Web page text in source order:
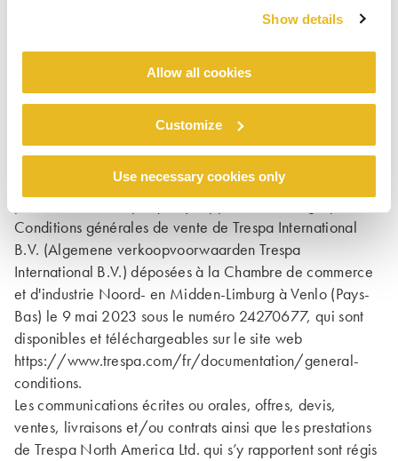
Show details
Allow all cookies
Customize
Use necessary cookies only
ou de les exploiter commercialement, et ce dans le sens
devoir respecter la confidentialité des Matériels
Conditions générales
Les communications écrites ou orales, offres, devis,
ventes, fournitures, livraisons et/ou contrats ainsi que les
Conditions générales de vente de Trespa International
B.V. (Algemene verkoopvoorwaarden Trespa
International B.V.) déposées à la Chambre de commerce
et d'industrie Noord- en Midden-Limburg à Venlo (Pays-
Bas) le 9 mai 2023 sous le numéro 24270677, qui sont
disponibles et téléchargeables sur le site web
https://www.trespa.com/fr/documentation/general-
conditions.
Les communications écrites ou orales, offres, devis,
ventes, livraisons et/ou contrats ainsi que les prestations
de Trespa North America Ltd. qui s’y rapportent sont régis